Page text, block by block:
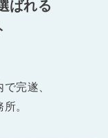
ばれる
完遂、
。